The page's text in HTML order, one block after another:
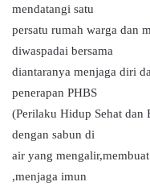
mendatangi satu
persatu rumah warga dan
diwaspadai bersama
diantaranya menjaga diri
penerapan PHBS
(Perilaku Hidup Sehat dan
dengan sabun di
air yang
,menjaga imun